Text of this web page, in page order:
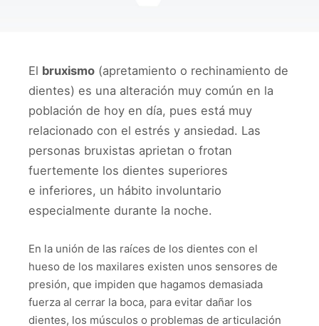
El bruxismo (apretamiento o rechinamiento de
dientes) es una alteración muy común en la
población de hoy en día, pues está muy
relacionado con el estrés y ansiedad. Las
personas bruxistas aprietan o frotan
fuertemente los dientes superiores
e inferiores, un hábito involuntario
especialmente durante la noche.
En la unión de las raíces de los dientes con el
hueso de los maxilares existen unos sensores de
presión, que impiden que hagamos demasiada
fuerza al cerrar la boca, para evitar dañar los
dientes, los músculos o problemas de articulación